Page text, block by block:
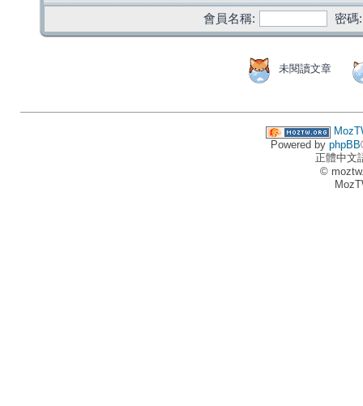
會員名稱:
密碼:
未閱讀文章
Powered by phpBB
正體中文
©